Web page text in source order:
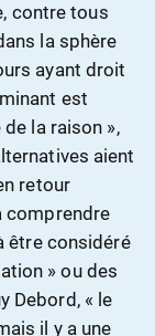
contre tous
la sphère
ayant droit
est
la raison »,
aient
retour
comprendre
être considéré
» ou des
Debord, « le
il y a une